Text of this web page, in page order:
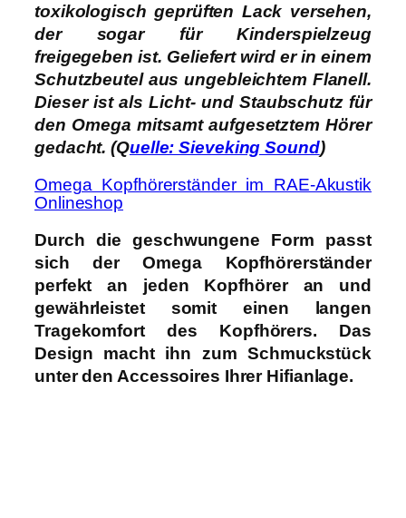
toxikologisch geprüften Lack versehen,
der sogar für Kinderspielzeug
freigegeben ist. Geliefert wird er in einem
Schutzbeutel aus ungebleichtem Flanell.
Dieser ist als Licht- und Staubschutz für
den Omega mitsamt aufgesetztem Hörer
gedacht. (Quelle: Sieveking Sound)
Omega Kopfhörerständer im RAE-Akustik
Onlineshop
Durch die geschwungene Form passt
sich der Omega Kopfhörerständer
perfekt an jeden Kopfhörer an und
gewährleistet somit einen langen
Tragekomfort des Kopfhörers. Das
Design macht ihn zum Schmuckstück
unter den Accessoires Ihrer Hifianlage.